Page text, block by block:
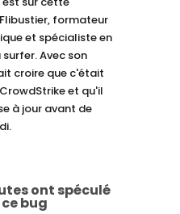
formateur
et spécialiste en
Avec son
croire que c'était
et qu'il
à jour avant de
ont spéculé
bug